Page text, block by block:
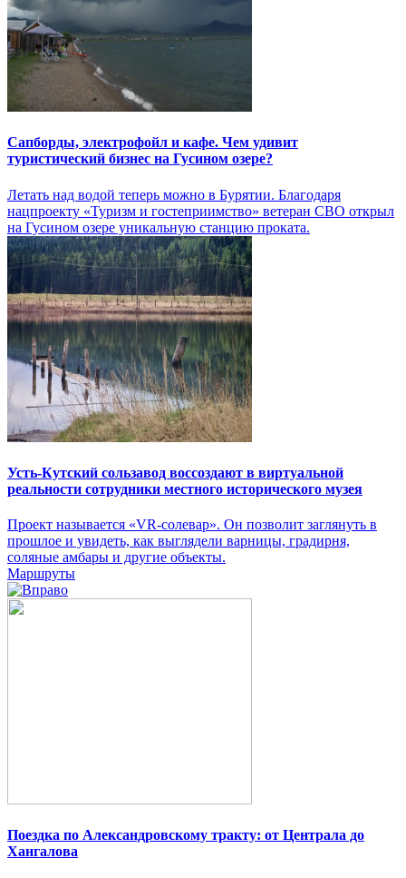
Сапборды, электрофойл и кафе. Чем удивит
туристический бизнес на Гусином озере?
Летать над водой теперь можно в Бурятии. Благодаря
нацпроекту «Туризм и гостеприимство» ветеран СВО открыл
на Гусином озере уникальную станцию проката.
Усть-Кутский сользавод воссоздают в виртуальной
реальности сотрудники местного исторического музея
Проект называется «VR‑солевар». Он позволит заглянуть в
прошлое и увидеть, как выглядели варницы, градирня,
соляные амбары и другие объекты.
Маршруты
Поездка по Александровскому тракту: от Централа до
Хангалова